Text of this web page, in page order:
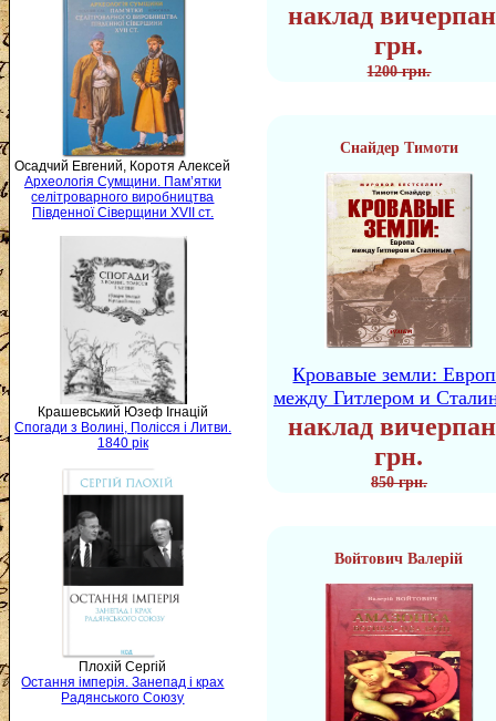
Осадчий Евгений, Коротя Алексей
Археологія Сумщини. Пам’ятки
селітроварного виробництва
Південної Сіверщини XVII ст.
Крашевський Юзеф Ігнацій
Спогади з Волині, Полісся і Литви.
1840 рік
Плохій Сергій
Остання імперія. Занепад і крах
Радянського Союзу
наклад
грн.
1200 грн.
Снайдер Тимоти
Кровавые земли:
между Гитлером и
наклад
грн.
850 грн.
Войтович Валерій